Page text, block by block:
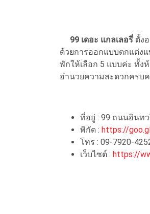
99 เดอะ แกลเลอรี่ ตั้ง
ด้วยการออกแบบตกแต่ง
พักให้เลือก 5 แบบค่ะ ทั้ง
อำนวยความสะดวกครบ
ที่อยู่ : 99 ถนนอินทว
พิกัด : https://
โทร : 09-7920-
เว็บไซต์ : https://